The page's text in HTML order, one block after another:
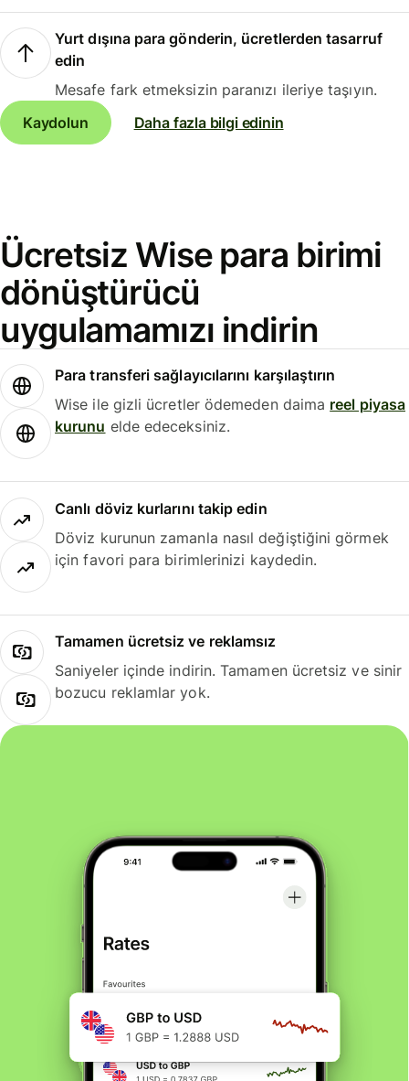
Yurt dışına para gönderin, ücretlerden tasarruf
edin
Mesafe fark etmeksizin paranızı ileriye taşıyın.
Kaydolun
Daha fazla bilgi edinin
Ücretsiz Wise para birimi
dönüştürücü
uygulamamızı indirin
Para transferi sağlayıcılarını karşılaştırın
Wise ile gizli ücretler ödemeden daima reel piyasa
kurunu elde edeceksiniz.
Canlı döviz kurlarını takip edin
Döviz kurunun zamanla nasıl değiştiğini görmek
için favori para birimlerinizi kaydedin.
Tamamen ücretsiz ve reklamsız
Saniyeler içinde indirin. Tamamen ücretsiz ve sinir
bozucu reklamlar yok.